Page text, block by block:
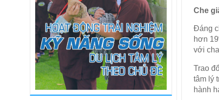
Che
Đáng
hơn
với
Trao
tâm lý
hành